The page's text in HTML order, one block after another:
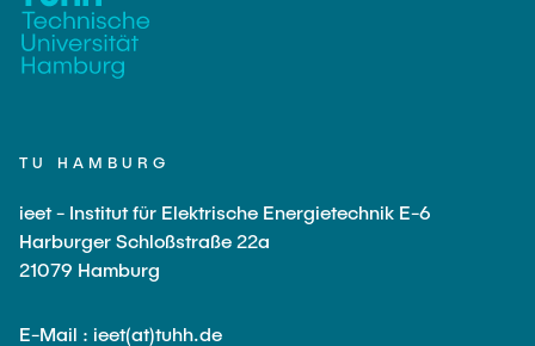
TU HAMBURG
ieet - Institut für Elektrische Energietechnik E-6
Harburger Schloßstraße 22a
21079 Hamburg
E-Mail : ieet(at)tuhh.de